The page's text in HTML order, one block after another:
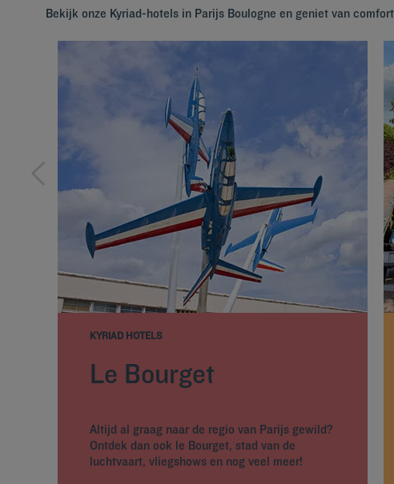
Bekijk onze Kyriad-hotels in Parijs Boulogne en geniet van
KYRIAD HOTELS
Le Bourget
Altijd al graag naar de regio van Parijs gewild?
Ontdek dan ook le Bourget, stad van de
luchtvaart, vliegshows en nog veel meer!